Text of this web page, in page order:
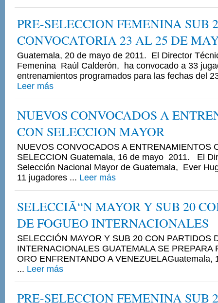
PRE-SELECCION FEMENINA SUB
CONVOCATORIA 23 AL 25 DE
Guatemala, 20 de mayo de 2011. El Director
Femenina Raúl Calderón, ha convocado a 33
entrenamientos programados para las fechas del
Leer más
NUEVOS CONVOCADOS A
CON SELECCION MAYOR
NUEVOS CONVOCADOS A ENTRENAMIENTOS
SELECCION Guatemala, 16 de mayo 2011. El
Selección Nacional Mayor de Guatemala, Ever
11 jugadores ... Leer más
SELECCIÃ“N MAYOR Y SUB 20
DE FOGUEO INTERNACIONALES
SELECCIÓN MAYOR Y SUB 20 CON PARTIDOS
INTERNACIONALES GUATEMALA SE PREPARA
ORO ENFRENTANDO A
... Leer más
PRE-SELECCION FEMENINA SUB